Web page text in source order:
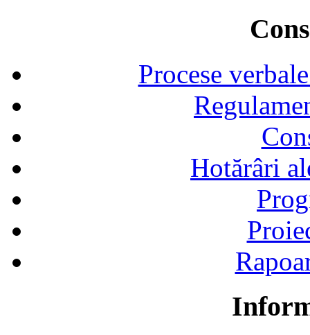
Procese
Hotărâri